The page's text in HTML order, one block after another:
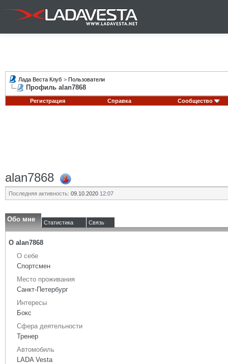
Лада Веста Клуб > Пользователи
Профиль alan7868
Регистрация Справка Сообщество
alan7868
Последняя активность: 09.10.2020 12:07
Обо мне Статистика Связь
О alan7868
О себе
Спортсмен
Место проживания
Санкт-Петербург
Интересы
Бокс
Сфера деятельности
Тренер
Автомобиль
LADA Vesta